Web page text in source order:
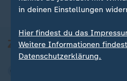
in deinen Einstellungen
Hier findest du das
Weitere Informationen
Datenschutzerklärung.